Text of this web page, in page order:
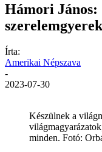
Hámori
Írta:
Amerikai Népszava
-
2023-07-30
Készülnek a
minden. Fotó: